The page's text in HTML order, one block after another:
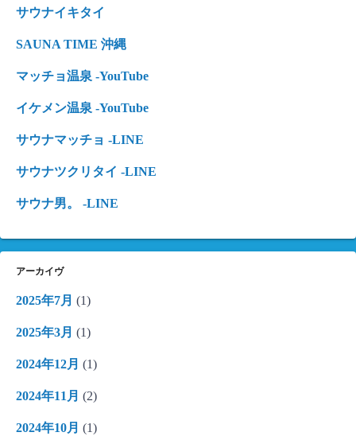
サウナイキタイ
SAUNA TIME 沖縄
マッチョ温泉 -YouTube
イケメン温泉 -YouTube
サウナマッチョ -LINE
サウナツクリタイ -LINE
サウナ男。 -LINE
アーカイヴ
2025年7月 (1)
2025年3月 (1)
2024年12月 (1)
2024年11月 (2)
2024年10月 (1)